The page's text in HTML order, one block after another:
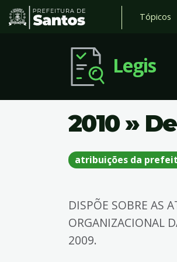
Tópicos
Legis
2010 »
atribuições da
DISPÕE SOBRE AS
ORGANIZACIONAL
2009.